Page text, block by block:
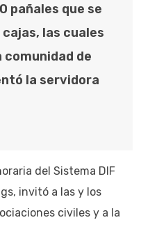
pañales que se
las cuales
comunidad de
la servidora
del Sistema DIF
invitó a las y los
civiles y a la